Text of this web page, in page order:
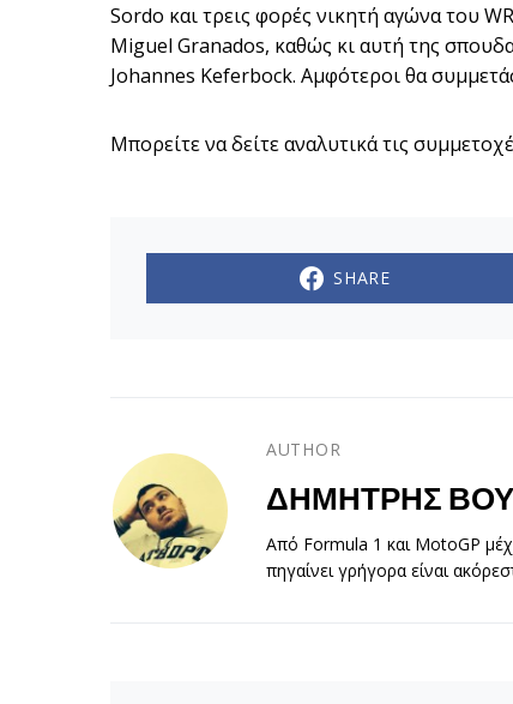
Sordo και τρεις φορές νικητή αγώνα του
Miguel Granados, καθώς κι αυτή της
Johannes Keferbock. Αμφότεροι θα
Μπορείτε να δείτε αναλυτικά τις
SHARE
AUTHOR
ΔΗΜΉΤΡΗΣ
Από Formula 1 και MotoGP
πηγαίνει γρήγορα είναι